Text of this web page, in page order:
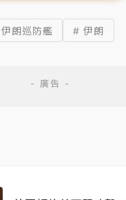
朗巡防艦 # 伊朗